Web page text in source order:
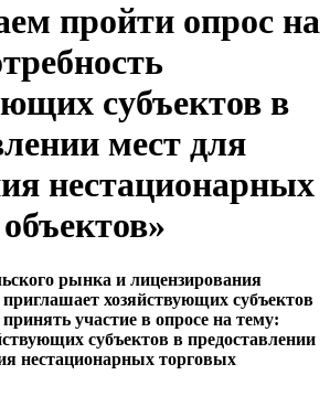
пройти опрос на
субъектов в
мест для
нестационарных
рынка и лицензирования
хозяйствующих субъектов
участие в опросе на тему:
субъектов в предоставлении
нестационарных торговых